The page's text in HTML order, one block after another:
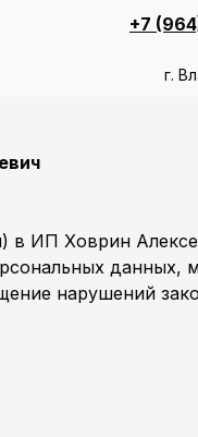
+7
г.
в ИП Ховрин
данных,
нарушений